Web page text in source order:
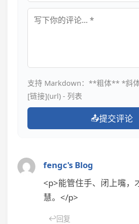
评论内容
支持 Markdown：**粗体** *斜
[链接](url) - 列表
📤提交评论
fengc's Blog
<p>能管住手、闭上嘴，
慧。</p>
↩回复